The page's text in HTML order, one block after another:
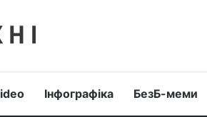
Інфографіка БезБ-меми